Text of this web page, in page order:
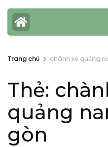
Trang chủ > chành xe quảng
Thẻ:
quảng
gòn